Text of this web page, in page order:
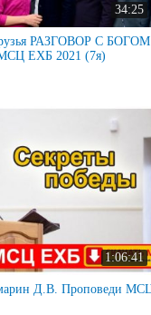
34:25
РАЗГОВОР С БОГОМ
ЕХБ 2021 (7я)
1:06:41